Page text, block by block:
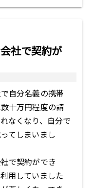
社で契約が
自分名義の携帯
十万円程度の請
なくなり、自分で
てしまいまし
で契約ができ
用していました